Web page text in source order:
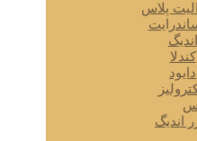
پلاس
اندیگ
کندلا
دایود
اندیگ